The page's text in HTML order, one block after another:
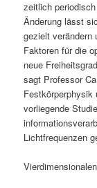
zeitlich
Änderung lässt
gezielt verändern
Faktoren für die
neue
sagt Professor
Festkörperphysik
vorliegende
Lichtfrequenzen